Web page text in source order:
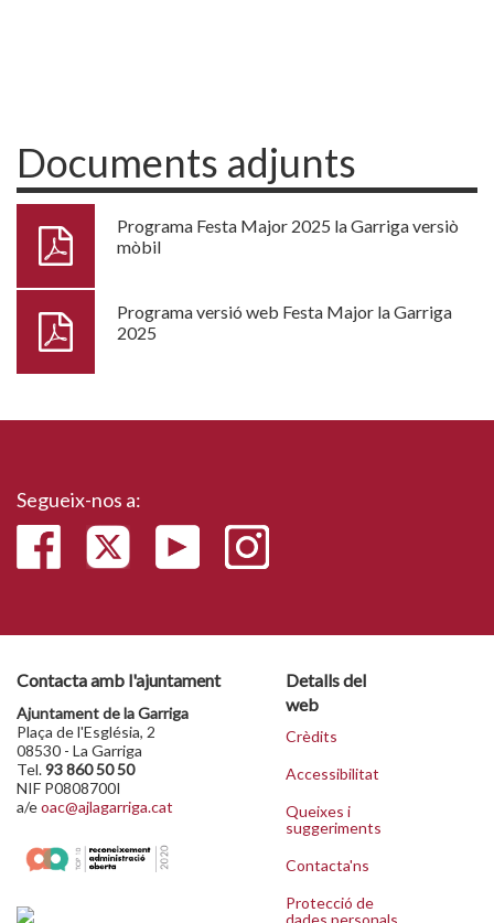
Documents adjunts
Programa Festa Major 2025 la Garriga versiò
mòbil
Programa versió web Festa Major la Garriga
2025
Segueix-nos a:
Contacta amb l'ajuntament
Ajuntament de la Garriga
Plaça de l'Església, 2
08530 - La Garriga
Tel.93 860 50 50
NIF P0808700I
a/eoac@ajlagarriga.cat
Detalls del
web
Crèdits
Accessibilitat
Queixes i
suggeriments
Contacta'ns
Protecció de
dades personals